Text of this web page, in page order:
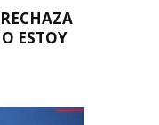
ESTOY